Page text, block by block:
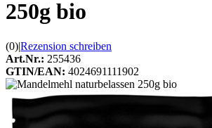
250g bio
(0)|Rezension schreiben
Art.Nr.: 255436
GTIN/EAN: 4024691111902